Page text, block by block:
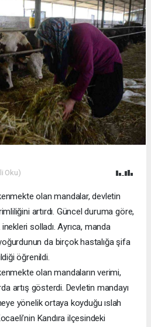
Oku)
olan mandalar, devletin
artırdı. Güncel duruma göre,
solladı. Ayrıca, manda
da birçok hastalığa şifa
öğrenildi.
olan mandaların verimi,
artış gösterdi. Devletin mandayı
yönelik ortaya koyduğu ıslah
Kandıra ilçesindeki